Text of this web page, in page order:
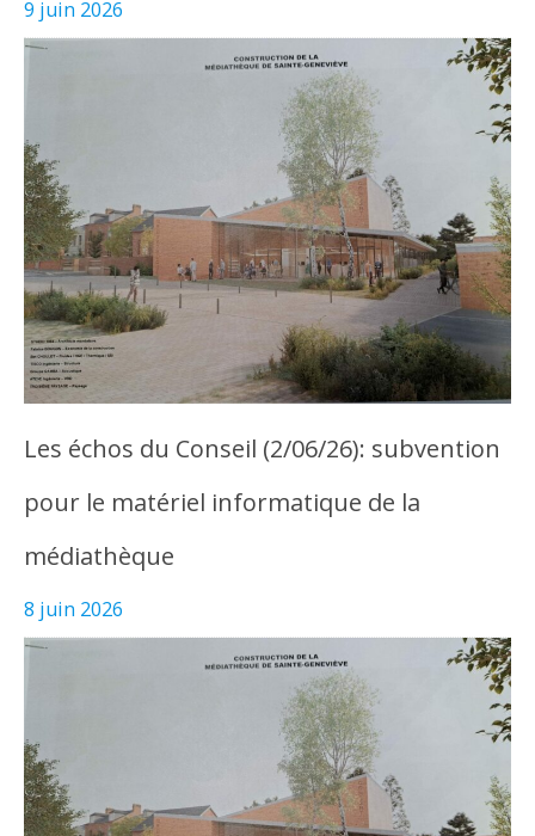
9 juin 2026
Les échos du Conseil (2/06/26): subvention
pour le matériel informatique de la
médiathèque
8 juin 2026